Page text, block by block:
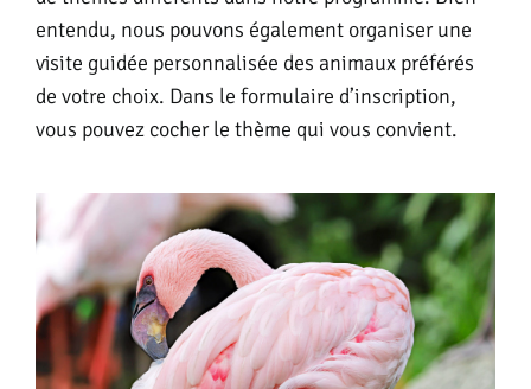
entendu, nous pouvons également organiser une
visite guidée personnalisée des animaux préférés
de votre choix. Dans le formulaire d’inscription,
vous pouvez cocher le thème qui vous convient.